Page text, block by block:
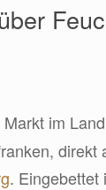
Markt im
direkt
. Eingebettet